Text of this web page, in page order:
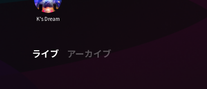
K’s Dream
ライブ アーカイブ